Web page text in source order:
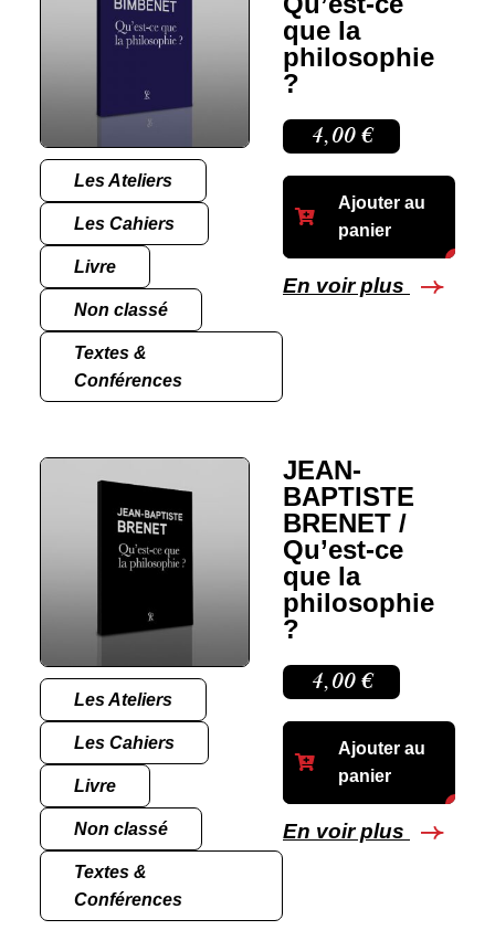
Les Ateliers
Les Cahiers
Livre
Non classé
Textes &
Conférences
que la
philosophie
?
4,00 €
Ajouter au
panier
En voir plus
Les Ateliers
Les Cahiers
Livre
Non classé
Textes &
Conférences
JEAN-
BAPTISTE
BRENET /
Qu’est-ce
que la
philosophie
?
4,00 €
Ajouter au
panier
En voir plus